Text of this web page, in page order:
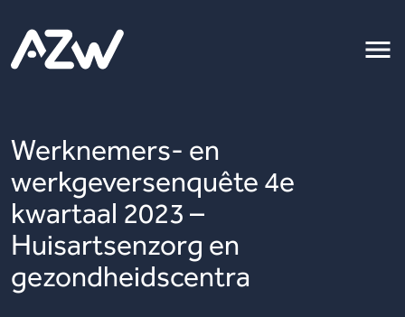
Werknemers- en
werkgeversenquête 4e
kwartaal 2023 –
Huisartsenzorg en
gezondheidscentra